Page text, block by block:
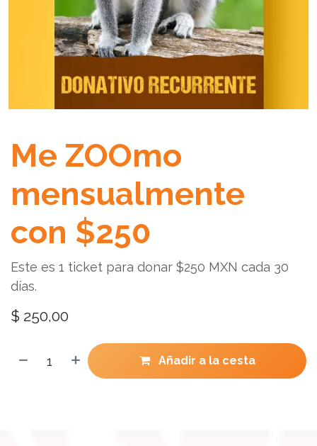
Me ZOOmo
mensualmente
con $250
Este es 1 ticket para donar $250 MXN cada 30
días.
$ 250,00
Añadir a la cesta